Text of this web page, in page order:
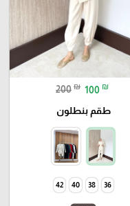
200 ₪ 100 ₪
طقم بنطلون
36
38
40
42